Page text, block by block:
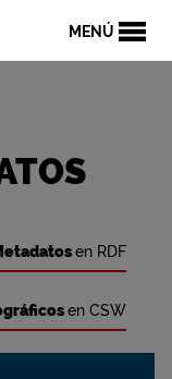
MENÚ
en RDF
en CSW